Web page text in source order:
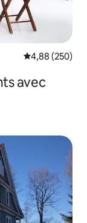
Évaluation
4,88 (250)
avec